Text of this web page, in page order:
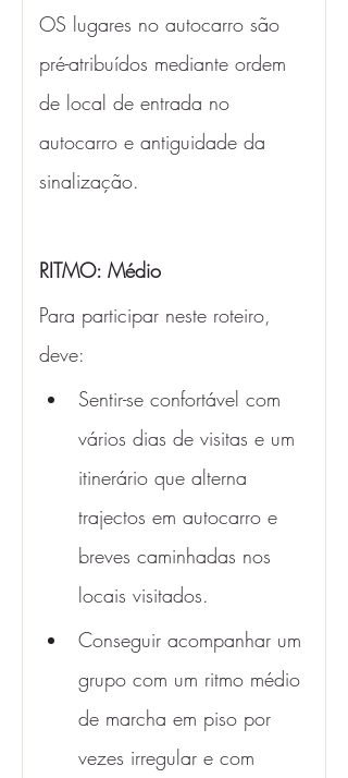
OS lugares no autocarro são
pré-atribuídos mediante ordem
de local de entrada no
autocarro e antiguidade da
sinalização.
RITMO: Médio
Para participar neste roteiro,
deve:
Sentir-se confortável com
vários dias de visitas e um
itinerário que alterna
trajectos em autocarro e
breves caminhadas nos
locais visitados.
Conseguir acompanhar um
grupo com um ritmo médio
de marcha em piso por
vezes irregular e com